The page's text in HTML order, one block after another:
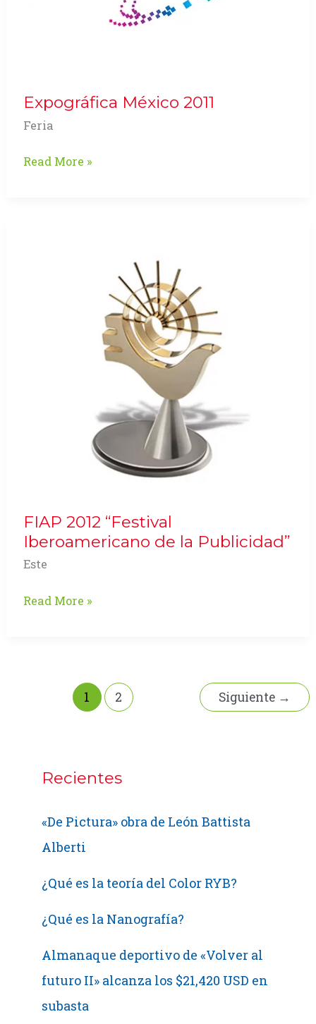
Expográfica México 2011
Feria
Expográfica
Read More »
FIAP 2012 “Festival
Iberoamericano de la Publicidad”
Este
FIAP
Publicidad”
Read More »
1 2 Siguiente →
Recientes
«De Pictura» obra de León Battista
Alberti
¿Qué es la teoría del Color RYB?
¿Qué es la Nanografía?
Almanaque deportivo de «Volver al
futuro II» alcanza los $21,420 USD en
subasta